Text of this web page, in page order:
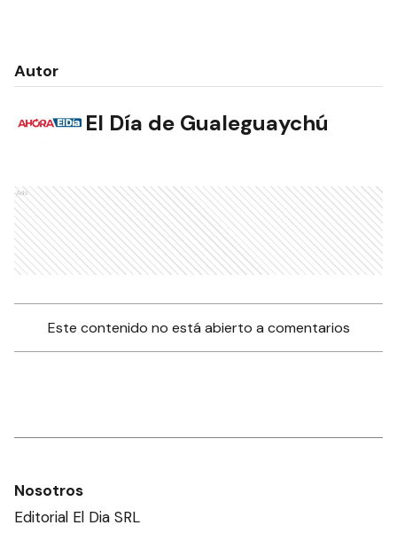
Autor
El Día de Gualeguaychú
Ads
Este contenido no está abierto a comentarios
Nosotros
Editorial El Dia SRL